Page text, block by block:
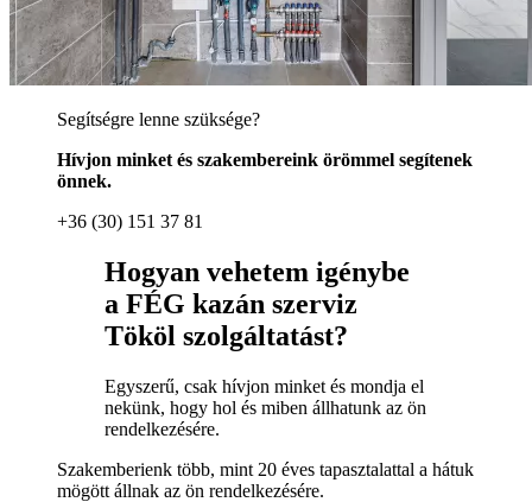
Segítségre lenne szüksége?
Hívjon minket és szakembereink örömmel segítenek
önnek.
+36 (30) 151 37 81
Hogyan vehetem igénybe
a FÉG kazán szerviz
Tököl szolgáltatást?
Egyszerű, csak hívjon minket és mondja el
nekünk, hogy hol és miben állhatunk az ön
rendelkezésére.
Szakemberienk több, mint 20 éves tapasztalattal a hátuk
mögött állnak az ön rendelkezésére.